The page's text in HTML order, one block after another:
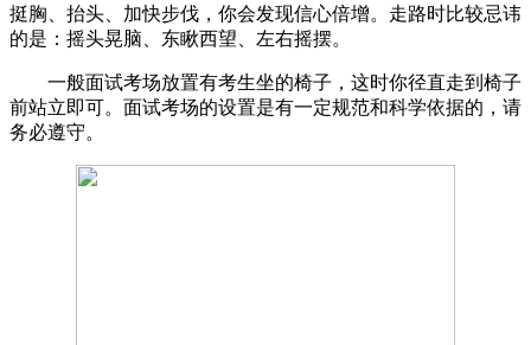
挺胸、抬头、加快步伐，你会发现信心倍增。走路时比较忌讳
的是：摇头晃脑、东瞅西望、左右摇摆。
一般面试考场放置有考生坐的椅子，这时你径直走到椅子
前站立即可。面试考场的设置是有一定规范和科学依据的，请
务必遵守。